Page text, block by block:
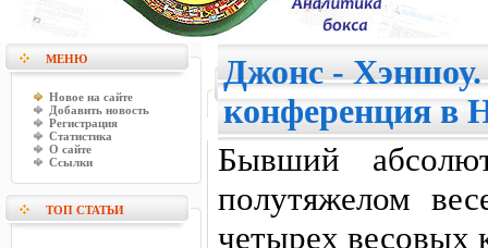
МЕНЮ
Новое на сайте
Добавить новость
Регистрация
Статистика
О сайте
Ссылки
ТОП СТАТЬИ
Джонс - Хэншоу.
конференция в
Бывший
полутяжелом
четырех весовых